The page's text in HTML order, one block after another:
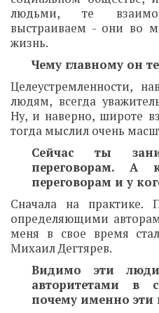
людьми, те
выстраиваем - они во
жизнь.
Чему главному он
Целеустремленности,
людям, всегда
Ну, и наверно, широте
тогда мыслил очень
Сейчас ты
переговорам.
переговорам и у
Сначала на практике.
определяющими
меня в свое время
Михаил Дегтярев.
Видимо эти
авторитетами в
почему именно эти